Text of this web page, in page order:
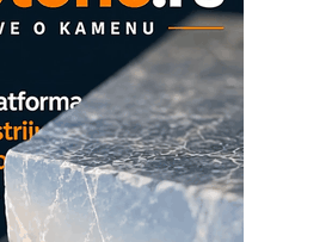
oblika
i mašine za savremena